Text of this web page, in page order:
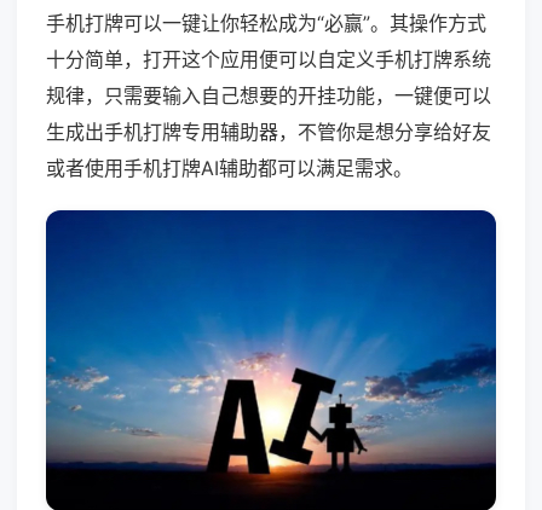
手机打牌可以一键让你轻松成为“必赢”。其操作方式
十分简单，打开这个应用便可以自定义手机打牌系统
规律，只需要输入自己想要的开挂功能，一键便可以
生成出手机打牌专用辅助器，不管你是想分享给好友
或者使用手机打牌AI辅助都可以满足需求。